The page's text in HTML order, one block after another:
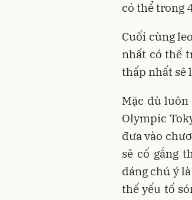
có thể trong
Cuối cùng
nhất có thể
thấp nhất sẽ
Mặc dù
Olympic
đưa vào
sẽ cố gắng
đáng chú ý
thế yếu tố